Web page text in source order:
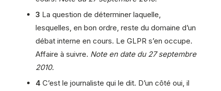
3 La question de déterminer laquelle,
lesquelles, en bon ordre, reste du domaine d’un
débat interne en cours. Le GLPR s’en occupe.
Affaire à suivre. Note en date du 27 septembre
2010.
4 C’est le journaliste qui le dit. D’un côté oui, il